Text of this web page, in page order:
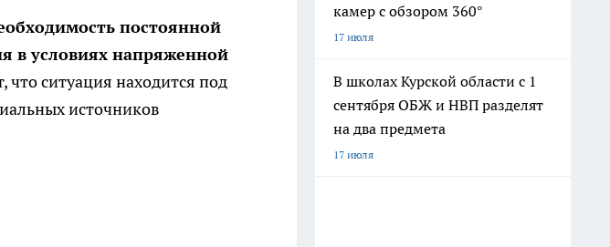
постоянной
в условиях напряженной
что ситуация находится под
источников
камер с обзором 360°
17 июля
В школах Курской области с 1
сентября ОБЖ и НВП разделят
на два предмета
17 июля